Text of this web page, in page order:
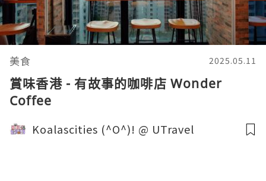
美食 2025.05.11
賞味香港 - 有故事的咖啡店 Wonder
Coffee
Koalascities (^O^)! @ UTravel